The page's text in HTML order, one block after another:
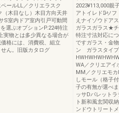
ールLL／クリエラスク
木目なし）木目方向天井
S室内ドア室内引戸可動間
選ぶオプションP.224特注
実物とは多少異なる場合が
格には、消費税、組立
ん。旧版カタログ
2023¥113,000親
アトイレドア̶̶ソ
えナイゾウドア
ガラスガラス★
特注寸法対応に
ですガラス・金
ン ガラスタイ
WA／クリエアイ
MM／クリエモ
しモール（格子
子の有無が選べ
ッサDパレット
ト新和風玄関収
ンドウトリート